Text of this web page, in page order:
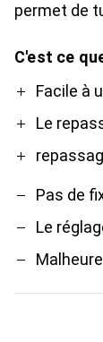
permet de
C'est ce
ProFacile à
Le
Contre
Pas de
Le